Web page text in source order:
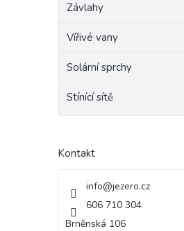
Závlahy
Vířivé vany
Solární sprchy
Stínící sítě
Kontakt
info@jezero.cz
606 710 304
Brněnská 106